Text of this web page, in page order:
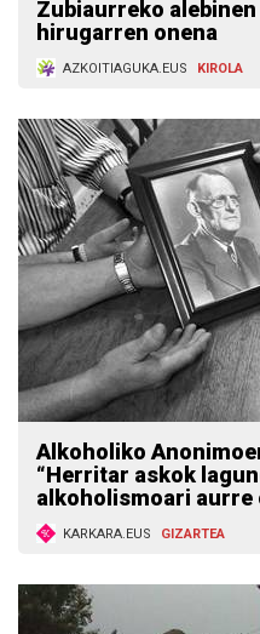
Zubiaurreko
hirugarren onena
AZKOITIAGUKA.EUS KIROLA
Alkoholiko
“Herritar askok
alkoholismoari aurre
KARKARA.EUS GIZARTEA